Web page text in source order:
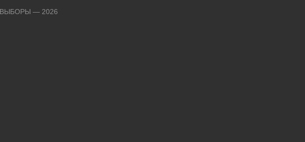
ВЫБОРЫ — 2026